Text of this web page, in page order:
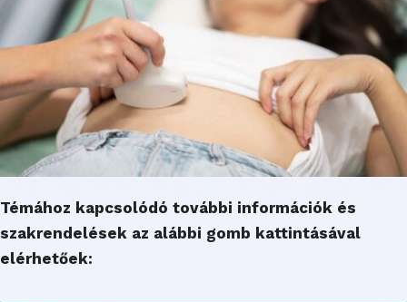
Témához kapcsolódó további információk és
szakrendelések az alábbi gomb kattintásával
elérhetőek: